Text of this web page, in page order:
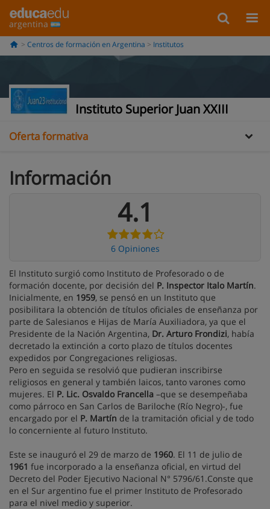
argentina
Centros de formación en Argentina Institutos
Instituto Superior Juan XXIII
Opiniones
Oferta formativa
Información
4.1
6 Opiniones
El Instituto surgió como Instituto de Profesorado o de
formación docente, por decisión del P. Inspector Italo Martín.
Inicialmente, en 1959, se pensó en un Instituto que
posibilitara la obtención de títulos oficiales de enseñanza por
parte de Salesianos e Hijas de María Auxiliadora, ya que el
Presidente de la Nación Argentina, Dr. Arturo Frondizi, había
decretado la extinción a corto plazo de títulos docentes
expedidos por Congregaciones religiosas.
Pero en seguida se resolvió que pudieran inscribirse
religiosos en general y también laicos, tanto varones como
mujeres. El P. Lic. Osvaldo Francella –que se desempeñaba
como párroco en San Carlos de Bariloche (Río Negro)-, fue
encargado por el P. Martín de la tramitación oficial y de todo
lo concerniente al futuro Instituto.
Este se inauguró el 29 de marzo de 1960. El 11 de julio de
1961 fue incorporado a la enseñanza oficial, en virtud del
Decreto del Poder Ejecutivo Nacional N° 5796/61.Conste que
en el Sur argentino fue el primer Instituto de Profesorado
para el nivel medio y superior.